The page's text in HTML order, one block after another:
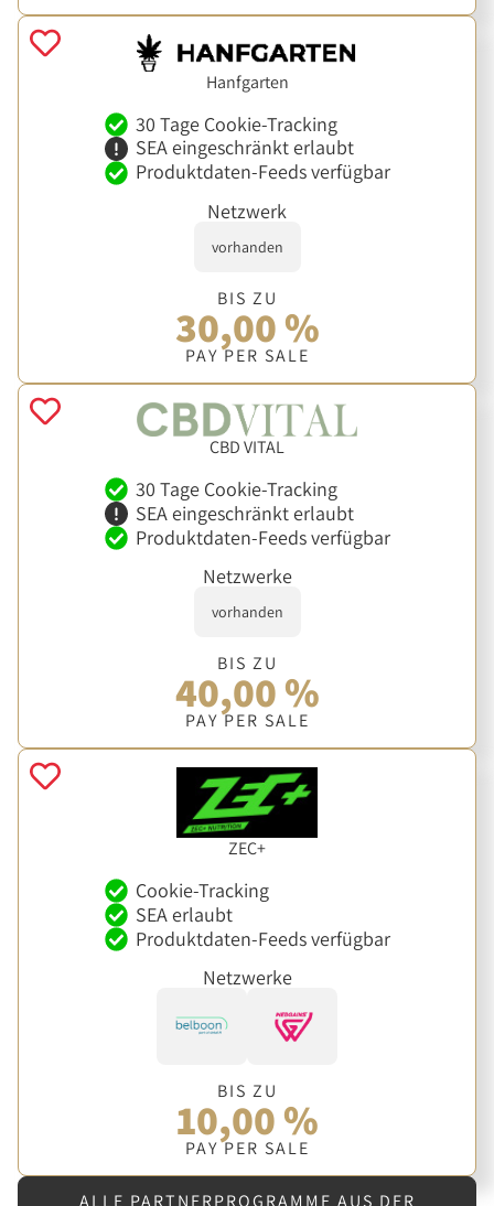
Hanfgarten
30 Tage Cookie-Tracking
SEA eingeschränkt erlaubt
Produktdaten-Feeds verfügbar
Netzwerk
vorhanden
BIS ZU
30,00 %
PAY PER SALE
CBD VITAL
30 Tage Cookie-Tracking
SEA eingeschränkt erlaubt
Produktdaten-Feeds verfügbar
Netzwerke
vorhanden
BIS ZU
40,00 %
PAY PER SALE
ZEC+
Cookie-Tracking
SEA erlaubt
Produktdaten-Feeds verfügbar
Netzwerke
BIS ZU
10,00 %
PAY PER SALE
ALLE PARTNERPROGRAMME AUS DER